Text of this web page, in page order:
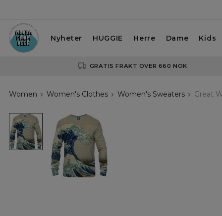
Nyheter HUGGIE Herre Dame Kids
GRATIS FRAKT OVER 660 NOK
Women Women's Clothes Women's Sweaters Great
Great
Wave
womens
Sweatshirt